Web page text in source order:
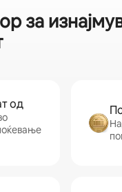
за
од